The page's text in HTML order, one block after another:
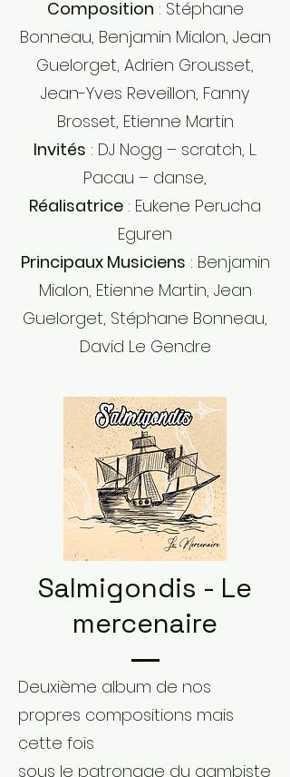
Composition : Stéphane
Bonneau, Benjamin Mialon, Jean
Guelorget, Adrien Grousset,
Jean-Yves Reveillon, Fanny
Brosset, Etienne Martin
Invités : DJ Nogg – scratch, L.
Pacau – danse,
Réalisatrice : Eukene Perucha
Eguren
Principaux Musiciens : Benjamin
Mialon, Etienne Martin, Jean
Guelorget, Stéphane Bonneau,
David Le Gendre
Salmigondis - Le
mercenaire
Deuxième album de nos
propres compositions mais
cette fois
sous le patronage du gambiste